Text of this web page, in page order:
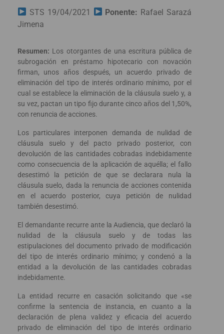
STS 19/04/2021 Ponente: Rafael Sarazá
Jimena
Resumen: Los otorgantes de una escritura pública de
subrogación en préstamo hipotecario con novación
firman, unos años después, un acuerdo privado de
eliminación del tipo de interés ordinario mínimo, por el
cual se establece la eliminación de la cláusula suelo y, a
su vez, pactan un tipo fijo durante cinco años del 1,50%,
con renuncia de acciones.
Los particulares interponen demanda de nulidad de
cláusula suelo y del pacto privado posterior, con
devolución de las cantidades cobradas indebidamente
como consecuencia de la aplicación de aquélla; el fallo
desestimó la petición de que se declarara nula la
cláusula suelo, dada la renuncia de acciones contenida
en el acuerdo posterior, cuya petición de nulidad
también desestimó.
El demandante recurre ante la Audiencia, que declaró la
nulidad de la cláusula suelo y de todas las
estipulaciones del documento privado de modificación
del tipo de interés ordinario mínimo; y condenó a la
entidad a la devolución de las cantidades cobradas
indebidamente.
La entidad recurre en casación solicitando que «se
confirme la sentencia de instancia, en cuanto a la
declaración de plena validez y eficacia del acuerdo
privado de eliminación del tipo de interés ordinario